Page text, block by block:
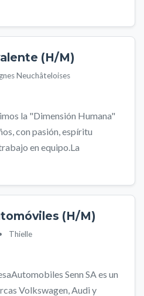
(H/M)
Neuchâteloises
la "Dimensión Humana"
con pasión, espíritu
en equipo.La
(H/M)
Thielle
Senn SA es un
Volkswagen, Audi y